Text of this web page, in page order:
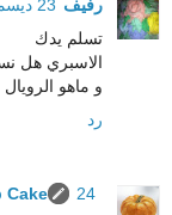
رفيف 23 ديسمبر 2011 في 8:25 م
تسلم يدك
الاسبري هل
و ماهو
رد
Cake
24 ديسمبر 2011 في 3:04 م